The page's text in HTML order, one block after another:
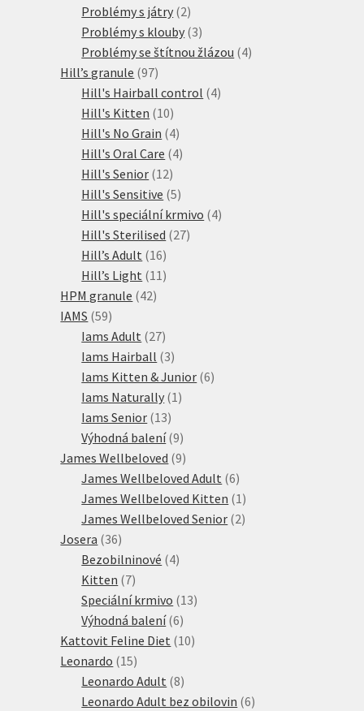
produkty
Problémy s játry 22
produkty
Problémy s klouby 33
produkty
Problémy se štítnou žlázou 44
Hill’s granule 9797
produktů
Hill's Hairball control 44
Hill's Kitten 1010
produktů
Hill's No Grain 44
produkty
Hill's Oral Care 44
Hill's Senior 1212
produktů
Hill's Sensitive 55
produktů
Hill's speciální krmivo 44
Hill's Sterilised 2727
Hill’s Adult 1616
produktů
Hill’s Light 11 11
HPM granule 4242
IAMS 5959
produktů
Iams Adult 2727
produktů
Iams Hairball 33
produkty
Iams Kitten & Junior 66
Iams Naturally 1 1
Iams Senior 1313
produktů
Výhodná balení 99
produktů
James Wellbeloved 99
produktů
James Wellbeloved Adult 66
produktů
James Wellbeloved Kitten 1 1
produkt
James Wellbeloved Senior 22
Josera 3636
produktů
Bezobilninové 44
Kitten 77
produktů
Speciální krmivo 1313
Výhodná balení 66
produktů
Kattovit Feline Diet 1010
Leonardo 1515
produktů
Leonardo Adult 88
produktů
Leonardo Adult bez obilovin 66